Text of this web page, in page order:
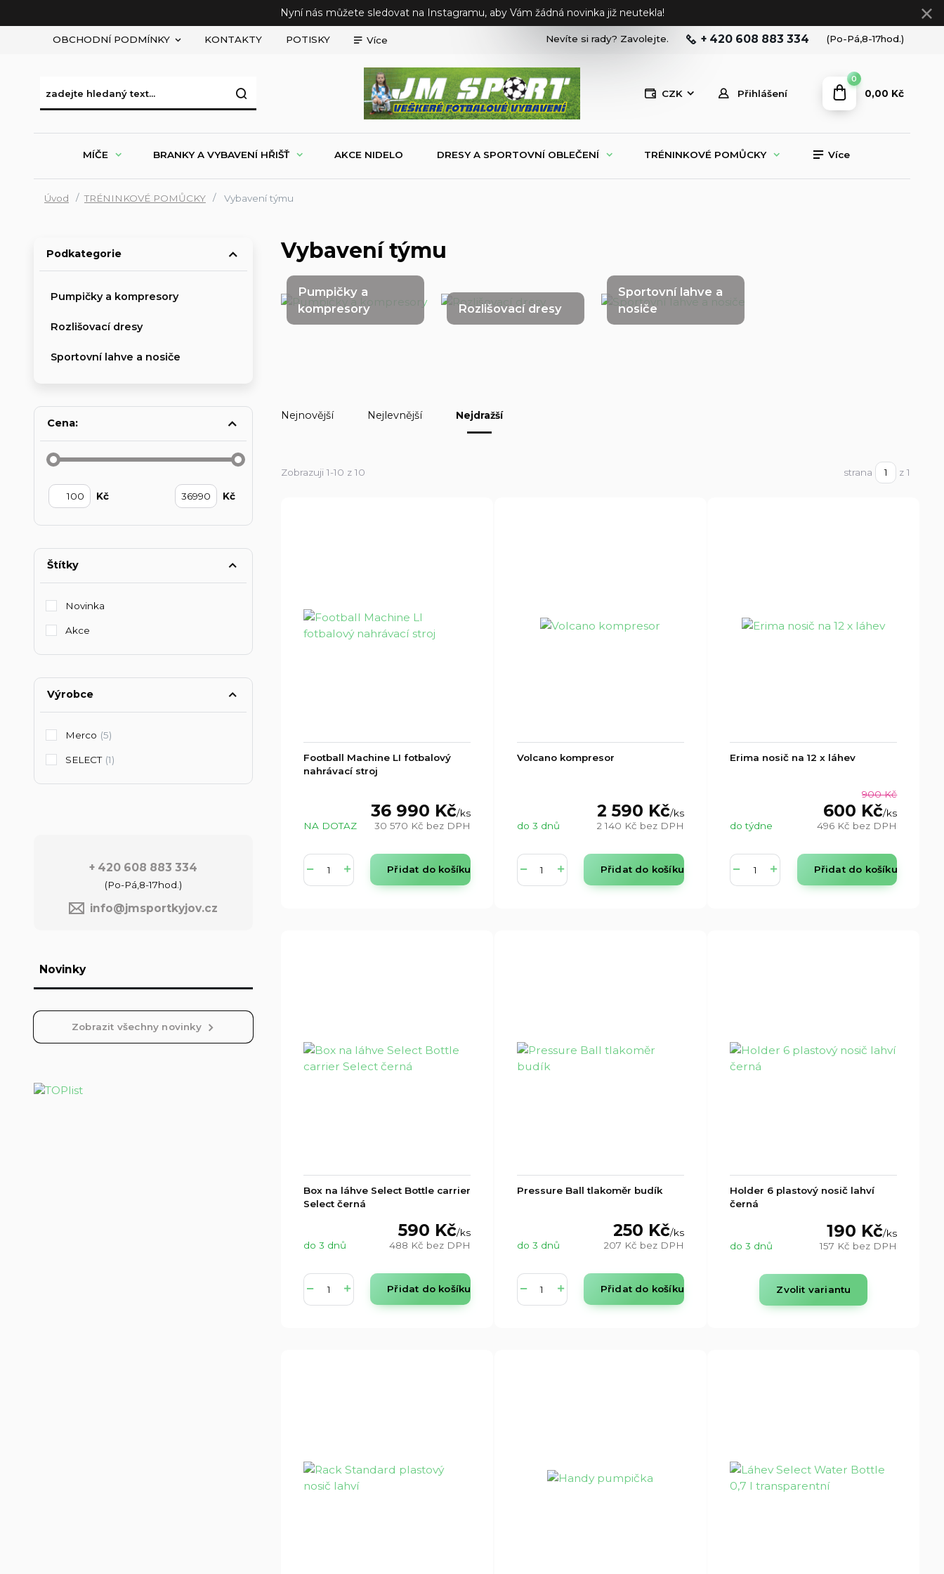
Nyní nás můžete sledovat na Instagramu, aby Vám žádná novinka již neutekla!
OBCHODNÍ PODMÍNKY KONTAKTY POTISKY Více
CZK Přihlášení
Nevíte si rady? Zavolejte. + 420 608 883 334 (Po-Pá,8-17hod.)
0
0,00 Kč
MÍČE BRANKY A VYBAVENÍ HŘIŠŤ AKCE NIDELO DRESY A SPORTOVNÍ OBLEČENÍ TRÉNINKOVÉ POMŮCKY Více
Úvod TRÉNINKOVÉ POMŮCKY Vybavení týmu
Vybavení týmu
Pumpičky a
kompresory
Rozlišovací dresy
Sportovní lahve a
nosiče
Nejnovější Nejlevnější Nejdražší
Zobrazuji 1-10 z 10 strana z 1
Football Machine LI fotbalový
nahrávací stroj
36 990 Kč/ks
30 570 Kč bez DPH
NA DOTAZ
Přidat do košíku
Volcano kompresor
2 590 Kč/ks
2 140 Kč bez DPH
do 3 dnů
Přidat do košíku
Erima nosič na 12 x láhev
900 Kč
600 Kč/ks
496 Kč bez DPH
do týdne
Přidat do košíku
Box na láhve Select Bottle carrier
Select černá
590 Kč/ks
488 Kč bez DPH
do 3 dnů
Přidat do košíku
Pressure Ball tlakoměr budík
250 Kč/ks
207 Kč bez DPH
do 3 dnů
Přidat do košíku
Holder 6 plastový nosič lahví
černá
190 Kč/ks
157 Kč bez DPH
do 3 dnů
Zvolit variantu
Podkategorie
Pumpičky a kompresory
Rozlišovací dresy
Sportovní lahve a nosiče
Cena:
Kč Kč
Štítky
Novinka
Akce
Výrobce
Merco (5)
SELECT (1)
+ 420 608 883 334
(Po-Pá,8-17hod.)
info@jmsportkyjov.cz
Novinky
Zobrazit všechny novinky